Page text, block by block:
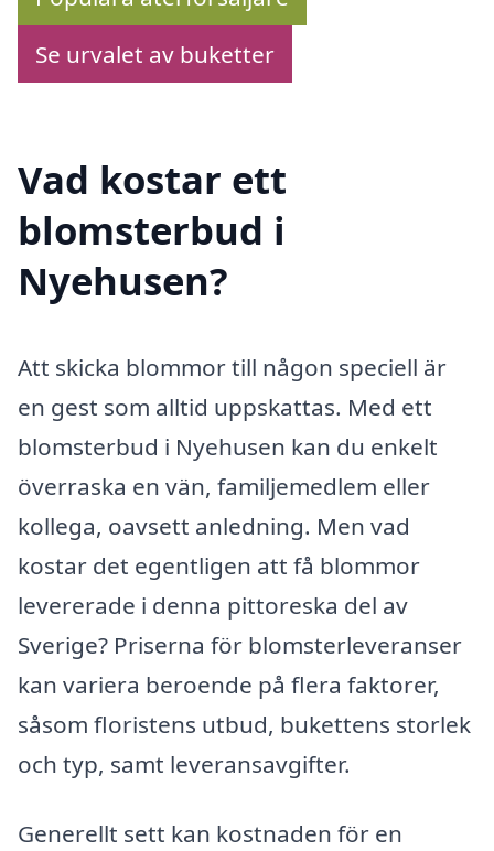
Se urvalet av buketter
Vad kostar ett
blomsterbud i
Nyehusen?
Att skicka blommor till någon speciell är
en gest som alltid uppskattas. Med ett
blomsterbud i Nyehusen kan du enkelt
överraska en vän, familjemedlem eller
kollega, oavsett anledning. Men vad
kostar det egentligen att få blommor
levererade i denna pittoreska del av
Sverige? Priserna för blomsterleveranser
kan variera beroende på flera faktorer,
såsom floristens utbud, bukettens storlek
och typ, samt leveransavgifter.
Generellt sett kan kostnaden för en